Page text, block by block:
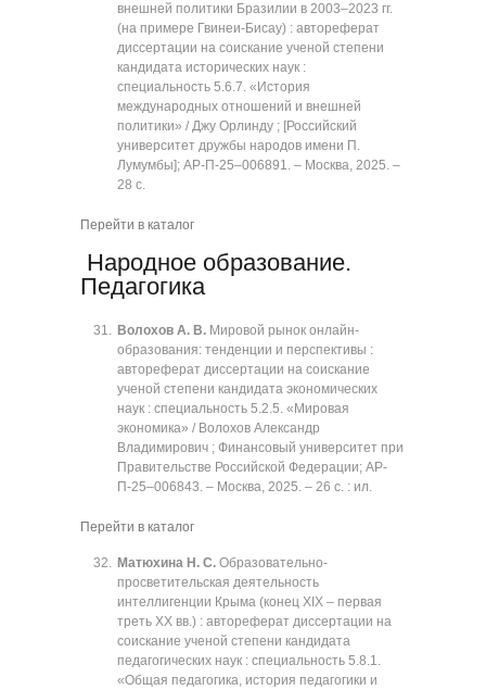
внешней политики Бразилии в 2003‒2023 гг.
(на примере Гвинеи-Бисау) : автореферат
диссертации на соискание ученой степени
кандидата исторических наук :
специальность 5.6.7. «История
международных отношений и внешней
политики» / Джу Орлинду ; [Российский
университет дружбы народов имени П.
Лумумбы]; АР-П-25‒006891. ‒ Москва, 2025. ‒
28 с.
Перейти в каталог
Народное образование.
Педагогика
Волохов А. В. Мировой рынок онлайн-
образования: тенденции и перспективы :
автореферат диссертации на соискание
ученой степени кандидата экономических
наук : специальность 5.2.5. «Мировая
экономика» / Волохов Александр
Владимирович ; Финансовый университет при
Правительстве Российской Федерации; АР-
П-25‒006843. ‒ Москва, 2025. ‒ 26 с. : ил.
Перейти в каталог
Матюхина Н. С. Образовательно-
просветительская деятельность
интеллигенции Крыма (конец XIX ‒ первая
треть XX вв.) : автореферат диссертации на
соискание ученой степени кандидата
педагогических наук : специальность 5.8.1.
«Общая педагогика, история педагогики и